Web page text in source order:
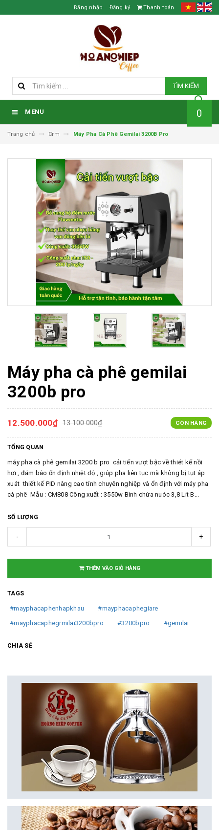
Đăng nhập Đăng ký Thanh toán
TÌM KIẾM
MENU 0
Trang chủ Crm Máy Pha Cà Phê Gemilai 3200B Pro
Máy pha cà phê gemilai
3200b pro
12.500.000₫ 13.100.000₫ CÒN HÀNG
TỔNG QUAN
máy pha cà phê gemilai 3200 b pro cải tiến vượt bậc về thiét kế nồi
hơi , đảm bảo ổn định nhiệt độ , giúp pha liên tục mà không bị tụt áp
xuát thiết kế PID nâng cao tính chuyên nghiệp và ổn định với máy pha
cà phê Mẫu : CM808 Công xuất : 3550w Bình chứa nuóc 3,8 Lít B...
SỐ LƯỢNG
- +
THÊM VÀO GIỎ HÀNG
TAGS
#mayphacaphenhapkhau
#mayphacaphegiare
#mayphacaphegrmilai3200bpro
#3200bpro #gemilai
CHIA SẺ